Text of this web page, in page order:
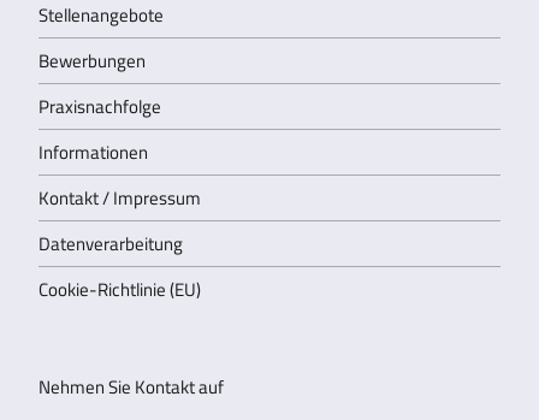
Stellenangebote
Bewerbungen
Praxisnachfolge
Informationen
Kontakt / Impressum
Datenverarbeitung
Cookie-Richtlinie (EU)
Nehmen Sie Kontakt auf